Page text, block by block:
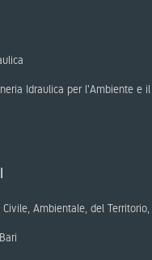
Idraulica per l'Ambiente e
Ambientale, del